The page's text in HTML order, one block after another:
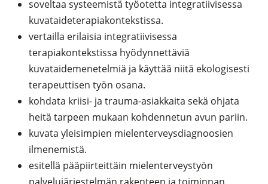
soveltaa systeemistä työotetta integratiivisessa
kuvataideterapiakontekstissa.
vertailla erilaisia integratiivisessa
terapiakontekstissa hyödynnettäviä
kuvataidemenetelmiä ja käyttää niitä ekologisesti
terapeuttisen työn osana.
kohdata kriisi- ja trauma-asiakkaita sekä ohjata
heitä tarpeen mukaan kohdennetun avun pariin.
kuvata yleisimpien mielenterveysdiagnoosien
ilmenemistä.
esitellä pääpiirteittäin mielenterveystyön